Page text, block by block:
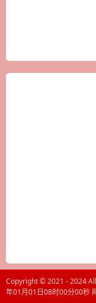
Copyright © 2021 - 2024
年01月01日08时00分00秒